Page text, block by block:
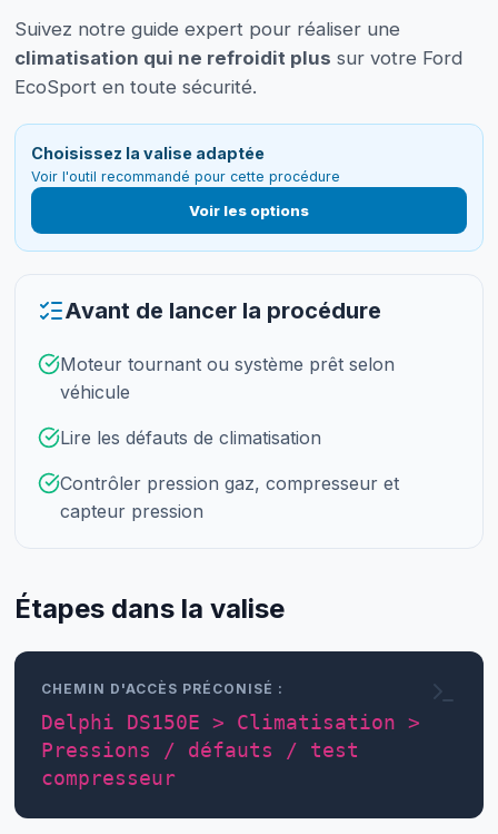
Suivez notre guide expert pour réaliser une
climatisation qui ne refroidit plus sur votre Ford
EcoSport en toute sécurité.
Choisissez la valise adaptée
Voir l'outil recommandé pour cette procédure
Voir les options
Avant de lancer la procédure
Moteur tournant ou système prêt selon
véhicule
Lire les défauts de climatisation
Contrôler pression gaz, compresseur et
capteur pression
Étapes dans la valise
CHEMIN D'ACCÈS PRÉCONISÉ :
Delphi DS150E > Climatisation >
Pressions / défauts / test
compresseur